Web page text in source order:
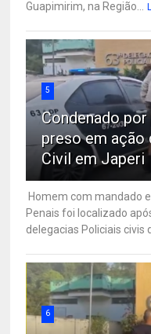
Guapimirim, na Região...
5
Condenado
preso em ação
Civil em Japeri
Homem com mandado
Penais foi localizado
delegacias Policiais civis
6